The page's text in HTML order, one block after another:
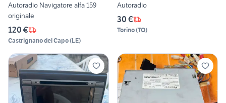
Autoradio Navigatore alfa 159
originale
120 €
Castrignano del Capo(LE)
Autoradio
30 €
Torino(TO)